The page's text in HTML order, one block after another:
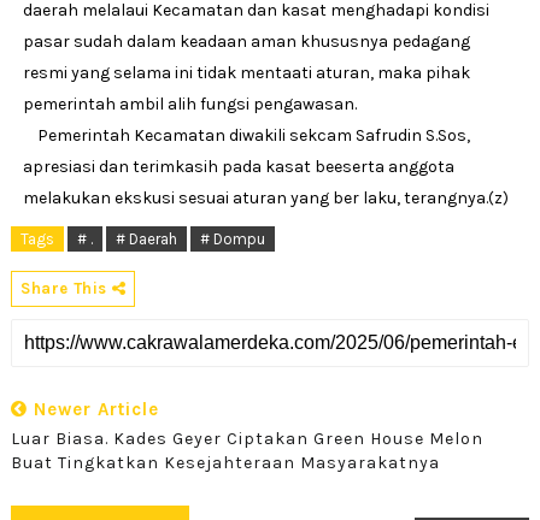
daerah melalaui Kecamatan dan kasat menghadapi kondisi
pasar sudah dalam keadaan aman khususnya pedagang
resmi yang selama ini tidak mentaati aturan, maka pihak
pemerintah ambil alih fungsi pengawasan.
Pemerintah Kecamatan diwakili sekcam Safrudin S.Sos,
apresiasi dan terimkasih pada kasat beeserta anggota
melakukan ekskusi sesuai aturan yang ber laku, terangnya.(z)
Tags # . # Daerah # Dompu
Share This
Newer Article
Luar Biasa. Kades Geyer Ciptakan Green House Melon
Buat Tingkatkan Kesejahteraan Masyarakatnya